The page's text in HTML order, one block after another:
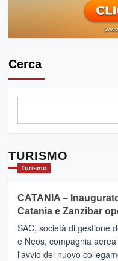
Cerca
TURISMO
Turismo
CATANIA –
Catania e Zanzibar
SAC, società di gestione
e Neos, compagnia
l'avvio del nuovo